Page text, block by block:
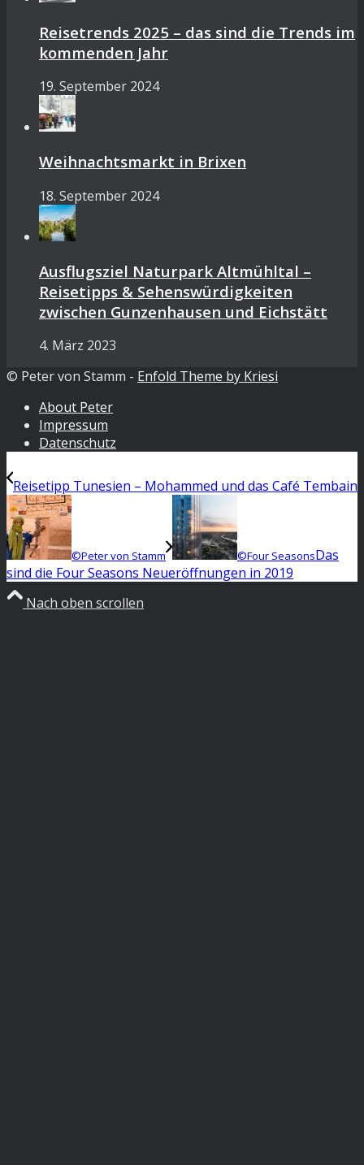
Reisetrends 2025 – das sind die Trends im
kommenden Jahr
19. September 2024
Weihnachtsmarkt in Brixen
18. September 2024
Ausflugsziel Naturpark Altmühltal –
Reisetipps & Sehenswürdigkeiten
zwischen Gunzenhausen und Eichstätt
4. März 2023
© Peter von Stamm - Enfold Theme by Kriesi
About Peter
Impressum
Datenschutz
Reisetipp Tunesien – Mohammed und das Café Tembain
©Peter von Stamm ©Four SeasonsDas
sind die Four Seasons Neueröffnungen in 2019
Nach oben scrollen